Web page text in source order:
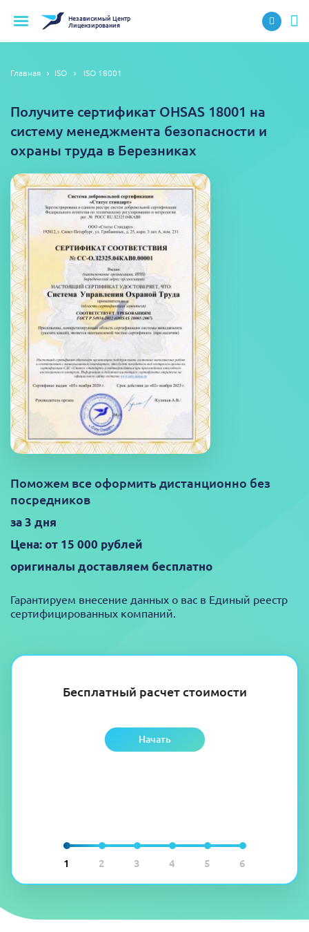
НезависимыйЦентр
Лицензирования
Главная ISO ISO 18001
1 2 3 4 5 6
Бесплатный расчет стоимости
Начать
Получите сертификат OHSAS 18001 на
систему менеджмента безопасности и
охраны труда в Березниках
Поможем все оформить дистанционно без
посредников
за 3 дня
Цена: от 15 000 рублей
оригиналы доставляем бесплатно
Гарантируем внесение данных о вас в Единый реестр
сертифицированных компаний.